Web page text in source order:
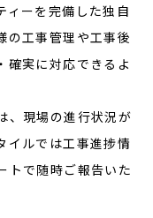
ィーを完備した独自
の工事管理や工事後
確実に対応できるよ
、現場の進行状況が
イルでは工事進捗情
トで随時ご報告いた